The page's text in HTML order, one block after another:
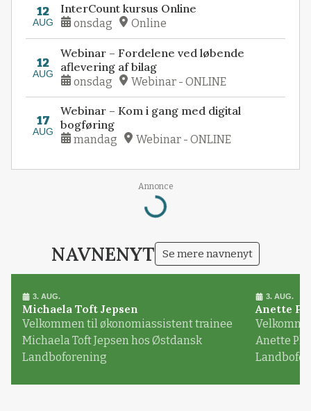
12
AUG
InterCount kursus Online
onsdag Online
12
AUG
Webinar – Fordelene ved løbende
aflevering af bilag
onsdag Webinar - ONLINE
17
AUG
Webinar – Kom i gang med digital
bogføring
mandag Webinar - ONLINE
Annonce
Loading...
NAVNENYT Se mere navnenyt
3. AUG.
Michaela Toft Jepsen
Velkommen til økonomiassistent trainee
Michaela Toft Jepsen hos Østdansk
Landboforening
3. AUG.
Anette
Anette